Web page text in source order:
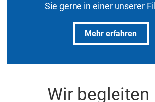
Sie gerne in einer unserer
Mehr erfahren
Wir begleiten